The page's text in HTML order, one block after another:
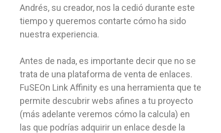
Andrés, su creador, nos la cedió durante este
tiempo y queremos contarte cómo ha sido
nuestra experiencia.
Antes de nada, es importante decir que no se
trata de una plataforma de venta de enlaces.
FuSEOn Link Affinity es una herramienta que te
permite descubrir webs afines a tu proyecto
(más adelante veremos cómo la calcula) en
las que podrías adquirir un enlace desde la